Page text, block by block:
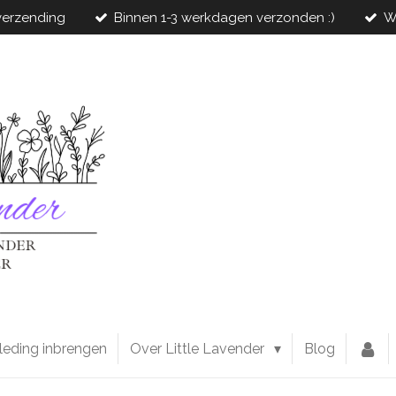
Binnen 1-3 werkdagen verzonden :)
inbrengen Over Little Lavender Blog